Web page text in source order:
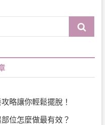
Search
略讓你輕鬆擺脫！
位怎麼做最有效？